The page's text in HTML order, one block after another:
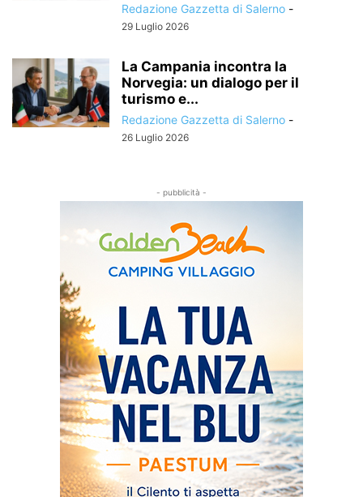
Redazione Gazzetta di Salerno -
29 Luglio 2026
La Campania incontra la
Norvegia: un dialogo per il
turismo e...
Redazione Gazzetta di Salerno -
26 Luglio 2026
- pubblicità -